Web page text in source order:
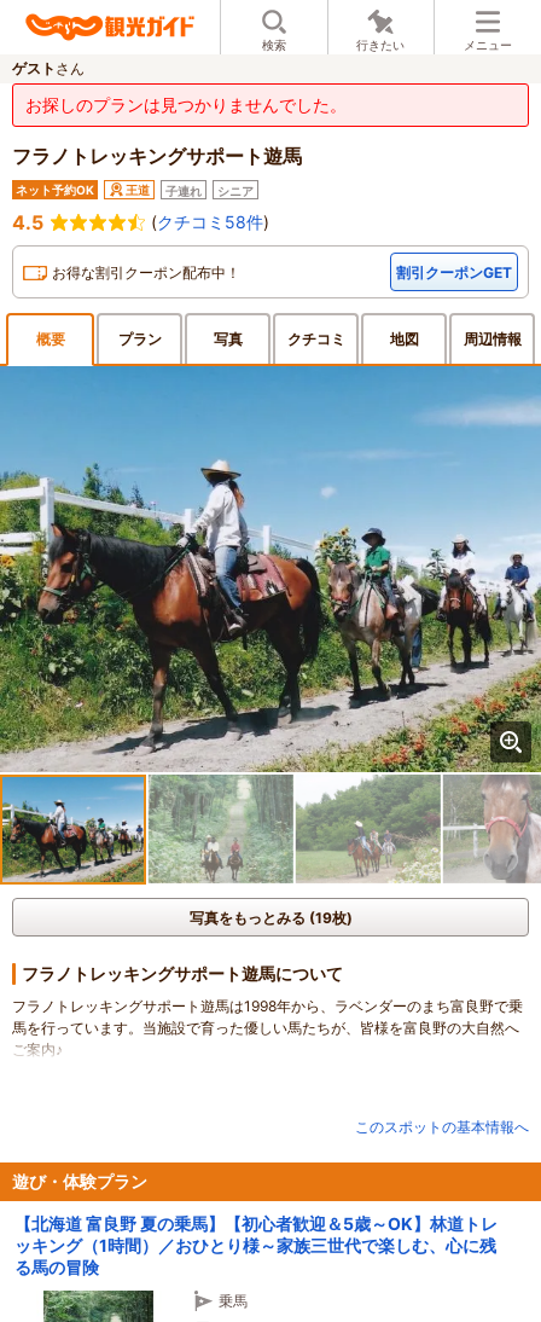
検索 行きたい メニュー
ゲスト さん
お探しのプランは見つかりませんでした。
フラノトレッキングサポート遊馬
ネット予約OK 王道 子連れ シニア
4.5 (クチコミ58件)
お得な割引クーポン配布中！ 割引クーポンGET
概要 プラン 写真 クチコミ 地図 周辺情報
写真をもっとみる (19枚)
フラノトレッキングサポート遊馬について
フラノトレッキングサポート遊馬は1998年から、ラベンダーのまち富良野で乗
馬を行っています。当施設で育った優しい馬たちが、皆様を富良野の大自然へ
ご案内♪
②事業所の名称：トレッキングサポート遊馬
③事業所の所在地：富良野市中御料4線
④動物取扱業の種別：展示
⑤登録番号：北海道第060750093号
⑥登録年月日：平成19年5月31日
⑦有効期間の末日：令和9年5月30日
⑧動物取扱責任者氏名：川副勇治
-------------------------------------------
このスポットの基本情報へ
遊び・体験プラン
【北海道 富良野 夏の乗馬】【初心者歓迎＆5歳～OK】林道トレ
ッキング（1時間）／おひとり様～家族三世代で楽しむ、心に残
る馬の冒険
乗馬